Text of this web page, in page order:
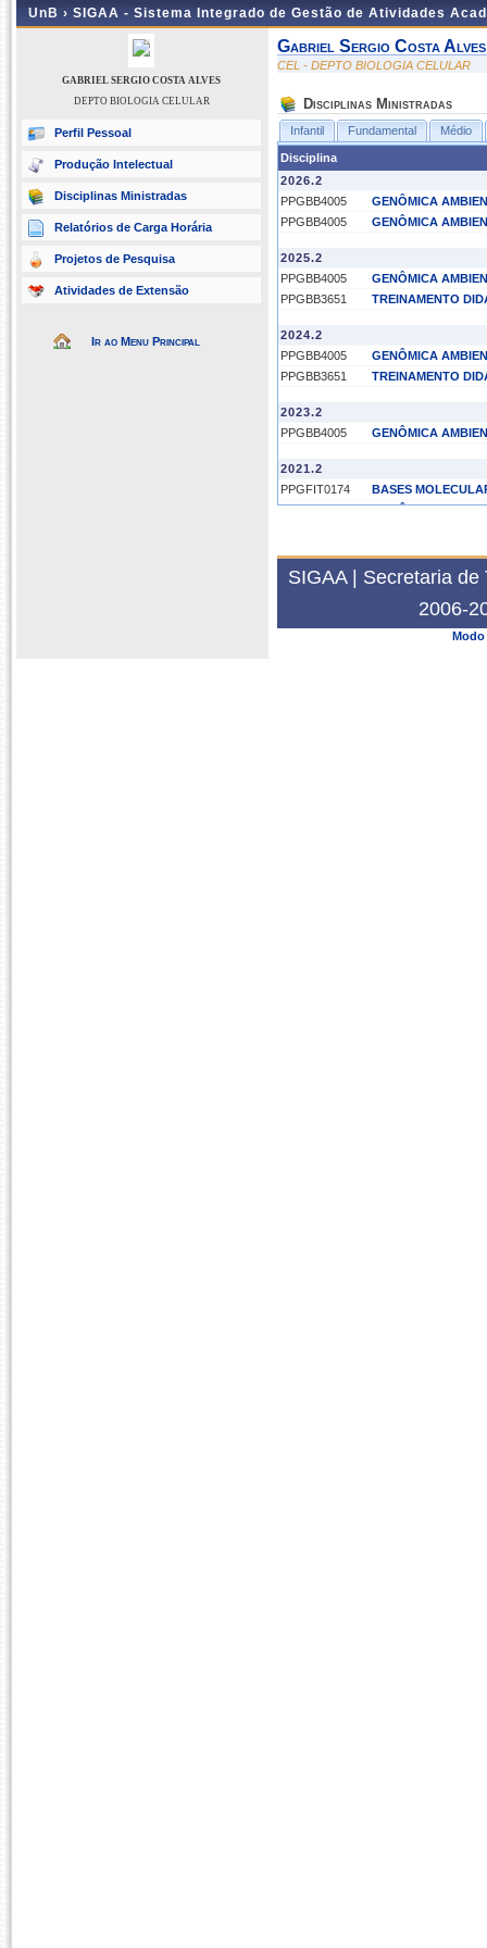
UnB › SIGAA - Sistema Integrado de Gestão de Atividades
GABRIEL SERGIO COSTA ALVES
DEPTO BIOLOGIA CELULAR
Perfil Pessoal
Produção Intelectual
Disciplinas Ministradas
Relatórios de Carga Horária
Projetos de Pesquisa
Atividades de Extensão
Ir ao Menu Principal
Gabriel Sergio Costa Alves
CEL - DEPTO BIOLOGIA CELULAR
Disciplinas Ministradas
Infantil Fundamental Médio
Disciplina
2026.2
PPGBB4005
GENÔMICA
PPGBB4005
GENÔMICA
2025.2
PPGBB4005
GENÔMICA
PPGBB3651
TREINAMENTO
2024.2
PPGBB4005
GENÔMICA
PPGBB3651
TREINAMENTO
2023.2
PPGBB4005
GENÔMICA
2021.2
PPGFIT0174
BASES
PPGBB4005
GENÔMICA
SIGAA | Secretaria
2006-
Modo